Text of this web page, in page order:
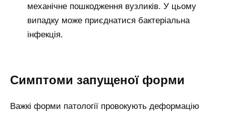
механічне пошкодження вузликів. У цьому
випадку може приєднатися бактеріальна
інфекція.
Симптоми запущеної форми
Важкі форми патології провокують деформацію